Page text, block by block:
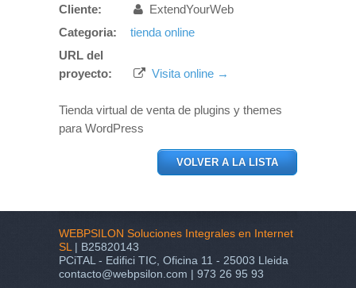
Cliente:
ExtendYourWeb
Categoria:
tienda online
URL del
proyecto:
Visita online →
Tienda virtual de venta de plugins y themes
para WordPress
VOLVER A LA LISTA
WEBPSILON Soluciones Integrales en Internet
SL | B25820143
PCiTAL - Edifici TIC, Oficina 11 - 25003 Lleida
contacto@webpsilon.com | 973 26 95 93